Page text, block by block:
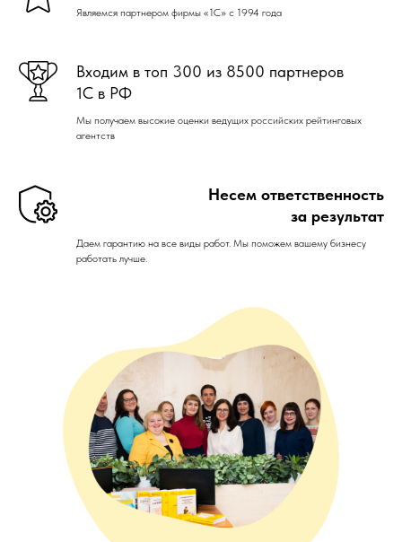
Являемся партнером фирмы «1С» с 1994 года
Входим в топ 300 из 8500 партнеров
1С в РФ
Мы получаем высокие оценки ведущих российских рейтинговых
агентств
Несем ответственность
за результат
Даем гарантию на все виды работ. Мы поможем вашему бизнесу
работать лучше.